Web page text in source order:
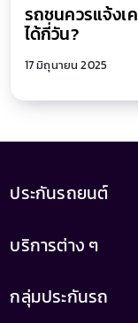
รถชนควรแจ้งเ
ได้กี่วัน?
17 มิถุนายน 2025
ประกันรถยนต์
บริการต่าง ๆ
กลุ่มประกันรถ